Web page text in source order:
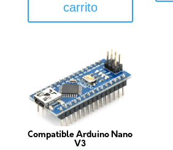
carrito
Compatible Arduino Nano
V3